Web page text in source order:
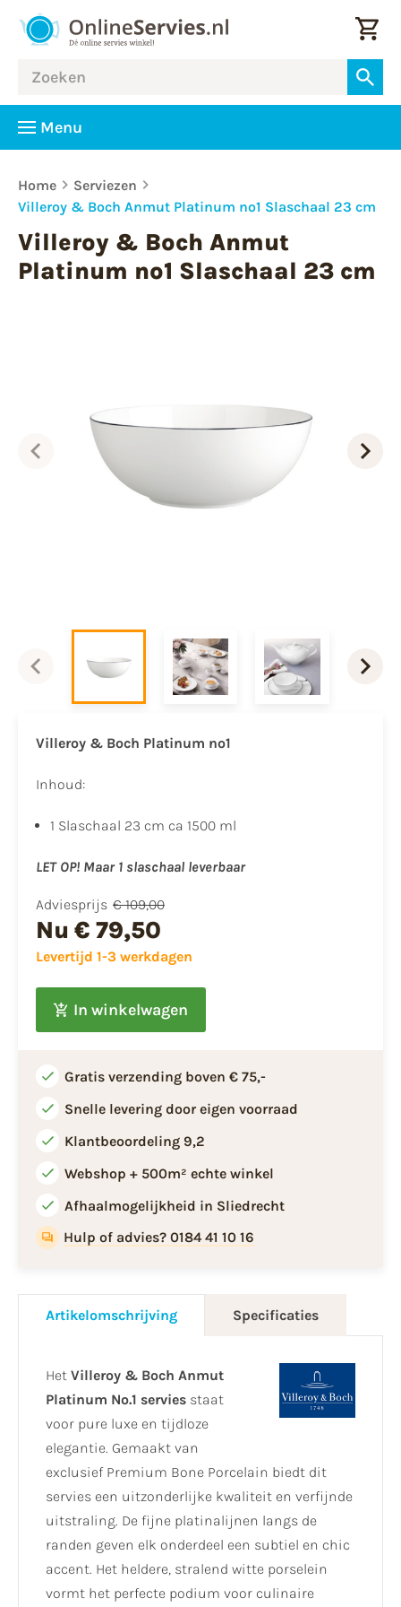
Menu
Home
Serviezen
Villeroy & Boch Anmut Platinum no1 Slaschaal 23 cm
Villeroy & Boch Anmut
Platinum no1 Slaschaal 23 cm
Villeroy & Boch Platinum no1
Inhoud:
​1 Slaschaal 23 cm ca 1500 ml
LET OP! Maar 1 slaschaal leverbaar
Adviesprijs € 109,00
Nu € 79,50
Levertijd 1-3 werkdagen
In winkelwagen
Gratis verzending boven € 75,-
Snelle levering door eigen voorraad
Klantbeoordeling 9,2
Webshop + 500m² echte winkel
Afhaalmogelijkheid in Sliedrecht
Hulp of advies? 0184 41 10 16
Artikelomschrijving Specificaties
Het Villeroy & Boch Anmut
Platinum No.1 servies staat
voor pure luxe en tijdloze
elegantie. Gemaakt van
exclusief Premium Bone Porcelain biedt dit
servies een uitzonderlijke kwaliteit en verfijnde
uitstraling. De fijne platinalijnen langs de
randen geven elk onderdeel een subtiel en chic
accent. Het heldere, stralend witte porselein
vormt het perfecte podium voor culinaire